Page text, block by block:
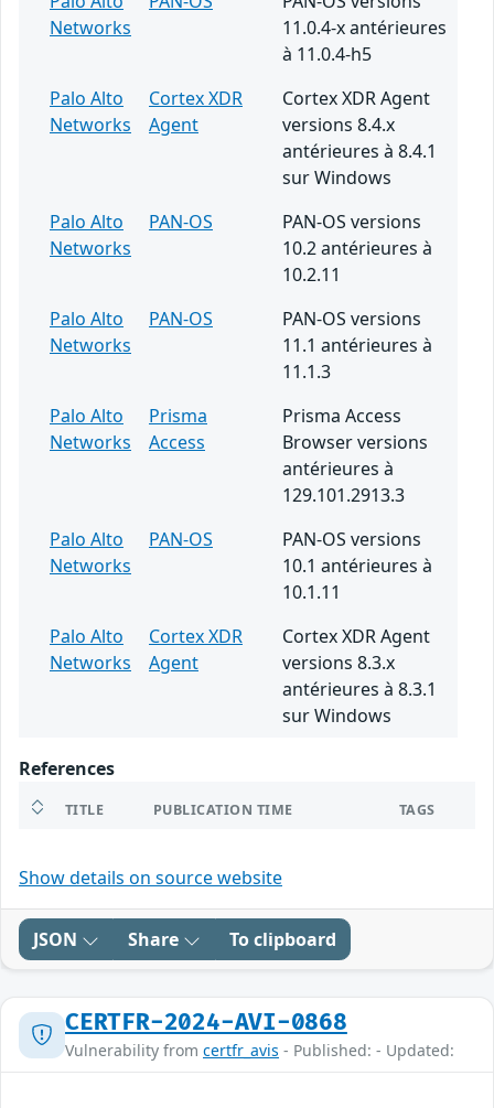
Networks
11.0.4-x antérieures
à 11.0.4-h5
Palo Alto
Networks
Cortex XDR
Agent
Cortex XDR Agent
versions 8.4.x
antérieures à 8.4.1
sur Windows
Palo Alto
Networks
PAN-OS
PAN-OS versions
10.2 antérieures à
10.2.11
Palo Alto
Networks
PAN-OS
PAN-OS versions
11.1 antérieures à
11.1.3
Palo Alto
Networks
Prisma
Access
Prisma Access
Browser versions
antérieures à
129.101.2913.3
Palo Alto
Networks
PAN-OS
PAN-OS versions
10.1 antérieures à
10.1.11
Palo Alto
Networks
Cortex XDR
Agent
Cortex XDR Agent
versions 8.3.x
antérieures à 8.3.1
sur Windows
References
TITLE PUBLICATION TIME TAGS
Show details on source website
JSON Share To clipboard
CERTFR-2024-AVI-0868
Vulnerability from certfr_avis - Published: - Updated: